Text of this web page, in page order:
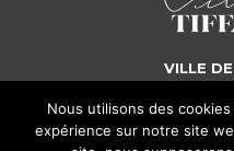
VILLE
5, place Gilles de
Tél. : 02
Nous utilisons des
expérience sur notre site